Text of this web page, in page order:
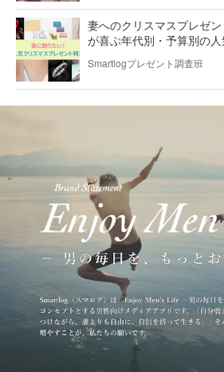
妻へのクリスマスプレゼ
が喜ぶ年代別・予算別の
Smartlogプレゼント調査班